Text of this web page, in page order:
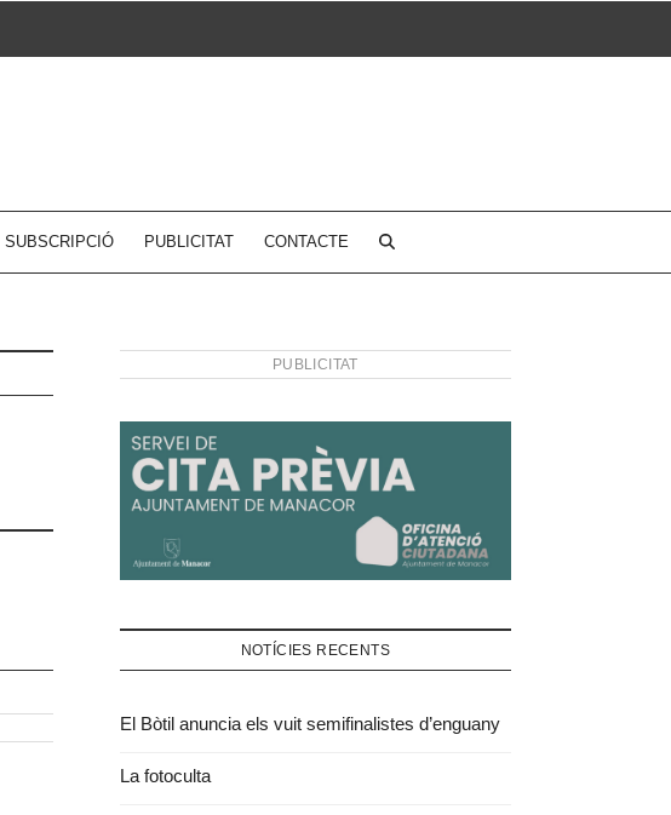
SUBSCRIPCIÓ PUBLICITAT CONTACTE
PUBLICITAT
NOTÍCIES RECENTS
El Bòtil anuncia els vuit semifinalistes d’enguany
La fotoculta